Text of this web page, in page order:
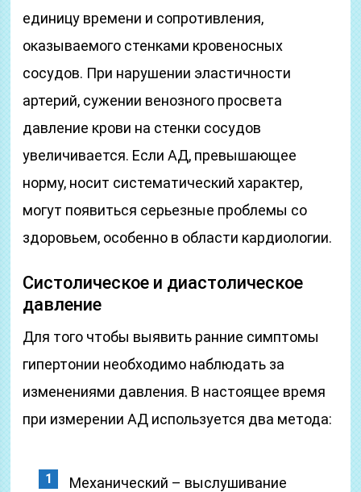
единицу времени и сопротивления,
оказываемого стенками кровеносных
сосудов. При нарушении эластичности
артерий, сужении венозного просвета
давление крови на стенки сосудов
увеличивается. Если АД, превышающее
норму, носит систематический характер,
могут появиться серьезные проблемы со
здоровьем, особенно в области кардиологии.
Систолическое и диастолическое
давление
Для того чтобы выявить ранние симптомы
гипертонии необходимо наблюдать за
изменениями давления. В настоящее время
при измерении АД используется два метода:
Механический – выслушивание